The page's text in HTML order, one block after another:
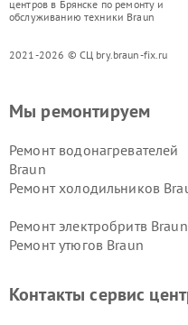
центров в Брянске по ремонту и
обслуживанию техники Braun
2021-2026 © СЦ bry.braun-fix.ru
Мы ремонтируем
Ремонт водонагревателей
Braun
Ремонт холодильников
Ремонт электробритв Braun
Ремонт утюгов Braun
Контакты сервис